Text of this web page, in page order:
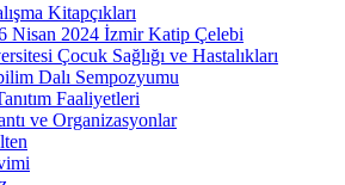
Kitapçıkları
Nisan 2024 İzmir Katip Çelebi
Çocuk Sağlığı ve Hastalıkları
Dalı Sempozyumu
Faaliyetleri
ve Organizasyonlar